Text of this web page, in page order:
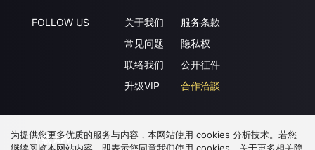
FOLLOW US
关于我们
常见问题
联络我们
升级VIP
服务条款
隐私权
公开征件
合作洽談
下载 APP
为提供您更多优质的服务与内容，本网站使用 cookies 分析技术。若您